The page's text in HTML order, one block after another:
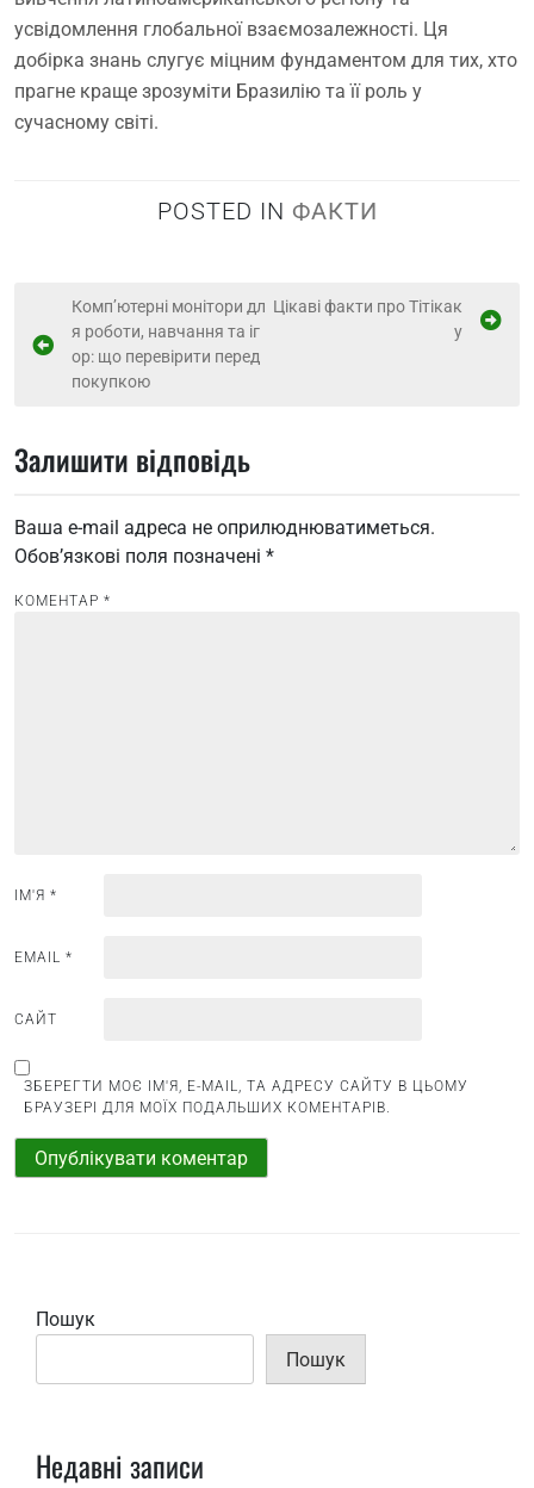
усвідомлення глобальної взаємозалежності. Ця
добірка знань слугує міцним фундаментом для тих, хто
прагне краще зрозуміти Бразилію та її роль у
сучасному світі.
POSTED IN ФАКТИ
а
г
ц
і
я
Комп’ютерні монітори дл
я роботи, навчання та іг
ор: що перевірити перед
покупкою
Цікаві факти про Тітікак
у
Залишити відповідь
Ваша e-mail адреса не оприлюднюватиметься.
Обов’язкові поля позначені *
КОМЕНТАР *
ІМ'Я *
EMAIL *
САЙТ
ЗБЕРЕГТИ МОЄ ІМ'Я, E-MAIL, ТА АДРЕСУ САЙТУ В ЦЬОМУ
БРАУЗЕРІ ДЛЯ МОЇХ ПОДАЛЬШИХ КОМЕНТАРІВ.
Пошук
Пошук
Недавні записи